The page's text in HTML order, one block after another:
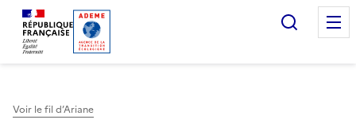
Accueil — Que Faire de mes objets & déchets
Voir le fil d’Ariane